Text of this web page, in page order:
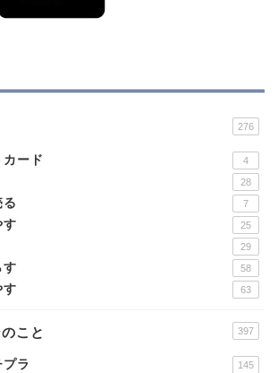
276
カード 4
28
7
す 25
29
す 58
す 63
こと 397
ラ 145